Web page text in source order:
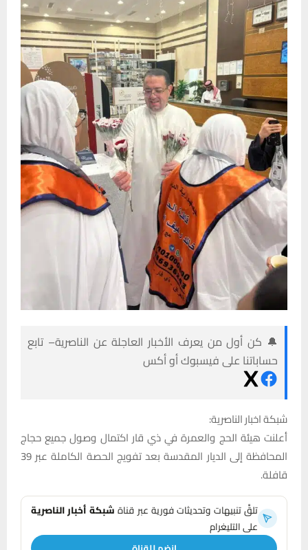
🔔 كن أول من يعرف الأخبار العاجلة عن الناصرية– تابع
حساباتنا على فيسبوك أو أكس
شبكة اخبار الناصرية:
أعلنت هيئة الحج والعمرة في ذي قار اكتمال وصول جميع حجاج
المحافظة إلى الديار المقدسة بعد تفويج الحصة الكاملة عبر 39
قافلة.
تلقَّ تنبيهات وتحديثات فورية عبر قناةشبكة أخبار الناصرية
على التليغرام